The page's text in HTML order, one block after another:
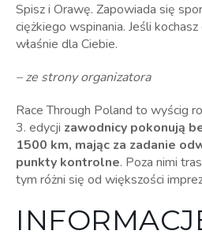
Spisz i Orawę. Zapowiada się
ciężkiego wspinania. Jeśli
właśnie dla Ciebie.
– ze strony organizatora
Race Through Poland to wyścig
3. edycji zawodnicy pokonują
1500 km, mając za zadanie
punkty kontrolne. Poza nimi
tym różni się od większości